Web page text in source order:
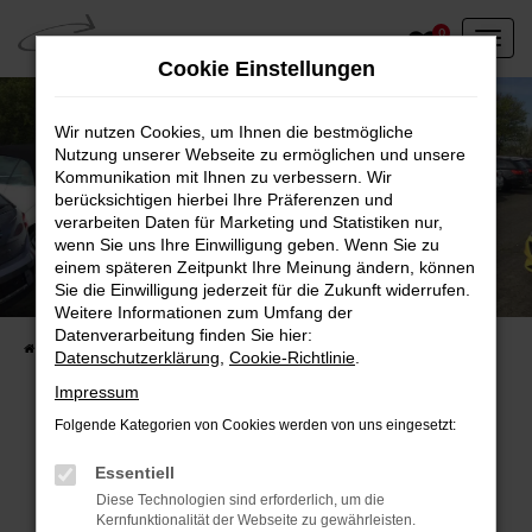
Zum
Hauptinhalt
springen
0
Unser Fahrzeugbestand vor Ort
Entdecken Sie unsere sofort verfügbaren
Fahrzeugangebote
Fehler: Network Error
Beim Laden ist ein Fehler aufgetreten.
Cookie Einstellungen
Wir nutzen Cookies, um Ihnen die bestmögliche
Nutzung unserer Webseite zu ermöglichen und unsere
Kommunikation mit Ihnen zu verbessern. Wir
berücksichtigen hierbei Ihre Präferenzen und
verarbeiten Daten für Marketing und Statistiken nur,
wenn Sie uns Ihre Einwilligung geben. Wenn Sie zu
einem späteren Zeitpunkt Ihre Meinung ändern, können
Sie die Einwilligung jederzeit für die Zukunft widerrufen.
Weitere Informationen zum Umfang der
Datenverarbeitung finden Sie hier:
Datenschutzerklärung Cookie-Richtlinie
Impressum
Folgende Kategorien von Cookies werden von uns eingesetzt:
Essentiell
Diese Technologien sind erforderlich, um die
Kernfunktionalität der Webseite zu gewährleisten.